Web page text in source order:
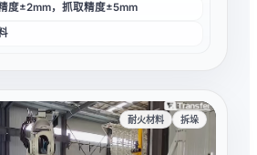
度±2mm，抓取精度±5mm
耐火材料 拆垛